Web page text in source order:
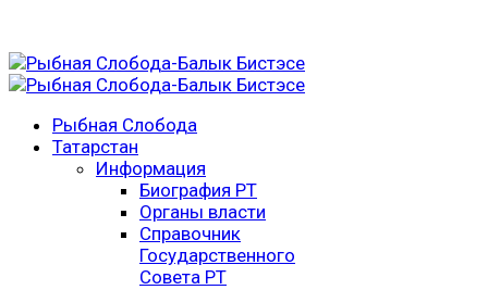
Рыбная Слобода
Татарстан
Информация
Биография РТ
Органы власти
Справочник
Государственного
Совета РТ